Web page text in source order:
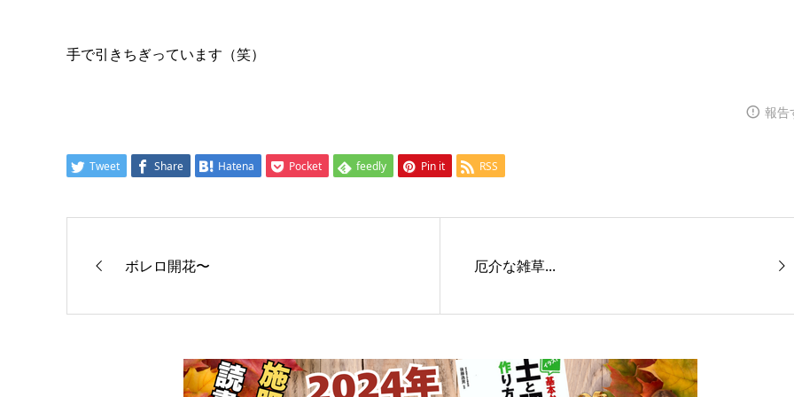
手で引きちぎっています（笑）
報告
Tweet Share Hatena Pocket feedly Pin it RSS
ボレロ開花〜 厄介な雑草...